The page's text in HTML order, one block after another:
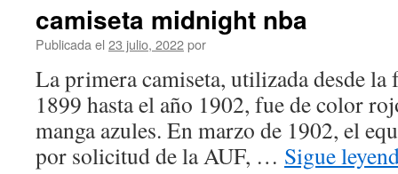
camiseta midnight nba
Publicada el 23 julio, 2022por
La primera camiseta, utilizada desde
1899 hasta el año 1902, fue de color
manga azules. En marzo de 1902, el
por solicitud de la AUF, … Sigue